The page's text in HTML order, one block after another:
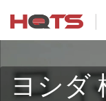
ヨシダ